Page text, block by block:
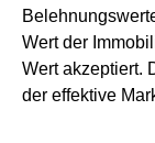
Wert der
Wert akzeptiert.
der effektive